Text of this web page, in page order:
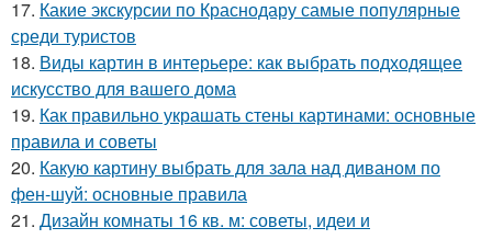
17. Какие экскурсии по Краснодару самые популярные
среди туристов
18. Виды картин в интерьере: как выбрать подходящее
искусство для вашего дома
19. Как правильно украшать стены картинами: основные
правила и советы
20. Какую картину выбрать для зала над диваном по
фен-шуй: основные правила
21. Дизайн комнаты 16 кв. м: советы, идеи и